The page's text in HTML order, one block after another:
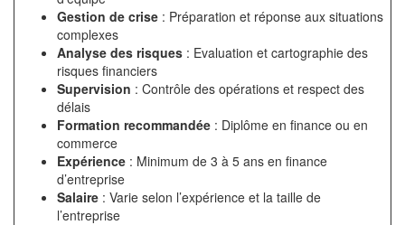
Gestion de crise : Préparation et réponse aux situations
complexes
Analyse des risques : Evaluation et cartographie des
risques financiers
Supervision : Contrôle des opérations et respect des
délais
Formation recommandée : Diplôme en finance ou en
commerce
Expérience : Minimum de 3 à 5 ans en finance
d’entreprise
Salaire : Varie selon l’expérience et la taille de
l’entreprise